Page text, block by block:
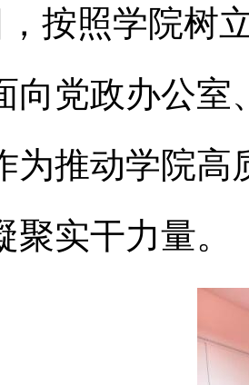
，按照学院树
向党政办公
为推动学院
实干力量。